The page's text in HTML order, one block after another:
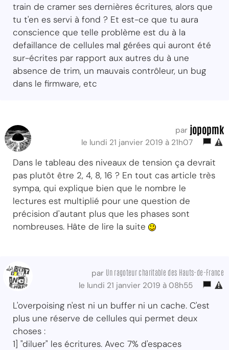
train de cramer ses dernières écritures, alors que
tu t'en es servi à fond ? Et est-ce que tu aura
conscience que telle problème est du à la
defaillance de cellules mal gérées qui auront été
sur-écrites par rapport aux autres du à une
absence de trim, un mauvais contrôleur, un bug
dans le firmware, etc
par jopopmk
le lundi 21 janvier 2019 à 21h07
Dans le tableau des niveaux de tension ça devrait
pas plutôt être 2, 4, 8, 16 ? En tout cas article très
sympa, qui explique bien que le nombre le
lectures est multiplié pour une question de
précision d'autant plus que les phases sont
nombreuses. Hâte de lire la suite
par Un ragoteur charitable des Hauts-de-France
le lundi 21 janvier 2019 à 08h55
L'overpoising n'est ni un buffer ni un cache. C'est
plus une réserve de cellules qui permet deux
choses :
1] "diluer" les écritures. Avec 7% d'espaces